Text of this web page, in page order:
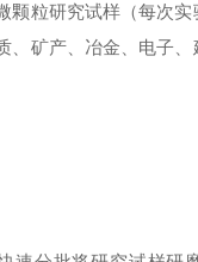
粒研究试样（每次
矿产、冶金、电子